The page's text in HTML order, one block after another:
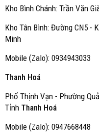
Kho Bình Chánh: Trần Văn
Kho Tân Bình: Đường CN5 -
Minh
Mobile (Zalo): 0934943033
Thanh Hoá
Phố Thịnh Vạn - Phường
Tỉnh Thanh Hoá
Mobile (Zalo): 0947668448